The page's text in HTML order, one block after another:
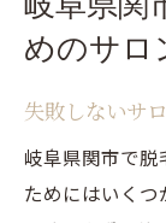
めのサロ
失敗しないサ
岐阜県関市で脱
ためにはいくつ